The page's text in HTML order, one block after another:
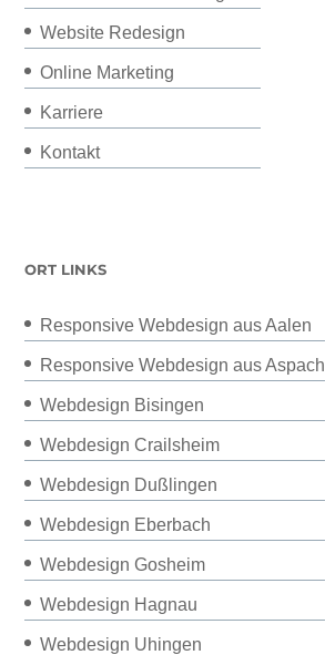
Website Redesign
Online Marketing
Karriere
Kontakt
ORT LINKS
Responsive Webdesign aus Aalen
Responsive Webdesign aus Aspach
Webdesign Bisingen
Webdesign Crailsheim
Webdesign Dußlingen
Webdesign Eberbach
Webdesign Gosheim
Webdesign Hagnau
Webdesign Uhingen